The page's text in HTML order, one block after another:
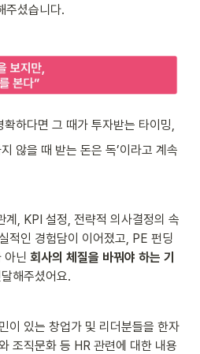
주셨습니다.
하다면 그 때가 투자받는 타이밍,
않을 때 받는 돈은 독’이라고 계속
계, KPI 설정, 전략적 의사결정의 속
적인 경험담이 이어졌고, PE 펀딩
아닌 회사의 체질을 바꿔야 하는 기
해주셨어요.
이 있는 창업가 및 리더분들을 한자
조직문화 등 HR 관련에 대한 내용